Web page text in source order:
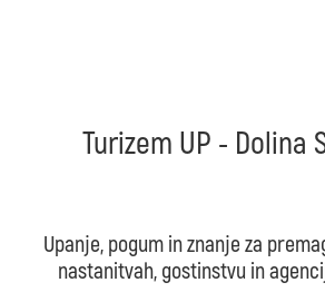
Turizem UP - Dolina
Upanje, pogum in znanje za
nastanitvah, gostinstvu in